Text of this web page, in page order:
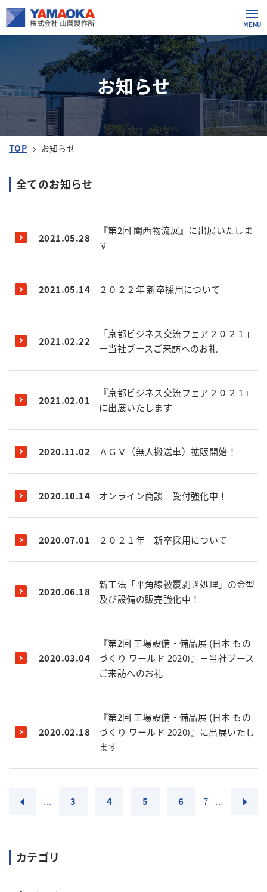
お知らせ
TOP お知らせ
カテゴリ
全てのお知らせ
2021.05.28
『第2回 関西物流展』に出展いたしま
す
2021.05.14 ２０２２年 新卒採用について
2021.02.22
「京都ビジネス交流フェア２０２１」
－当社ブースご来訪へのお礼
2021.02.01
『京都ビジネス交流フェア２０２１』
に出展いたします
2020.11.02 ＡＧＶ（無人搬送車）拡販開始！
2020.10.14 オンライン商談 受付強化中！
2020.07.01 ２０２１年 新卒採用について
2020.06.18
新工法「平角線被覆剥き処理」の金型
及び設備の販売強化中！
2020.03.04
『第2回 工場設備・備品展 (日本 もの
づくり ワールド 2020)』－当社ブース
ご来訪へのお礼
2020.02.18
『第2回 工場設備・備品展 (日本 もの
づくり ワールド 2020)』に出展いたし
ます
... 3 4 5 6 7 ...